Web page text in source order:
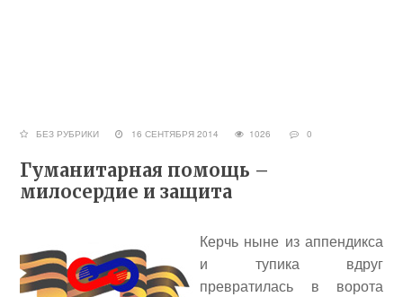
БЕЗ РУБРИКИ 16 СЕНТЯБРЯ 2014 1026 0
Гуманитарная помощь –
милосердие и защита
Керчь ныне из аппендикса
и тупика вдруг
превратилась в ворота